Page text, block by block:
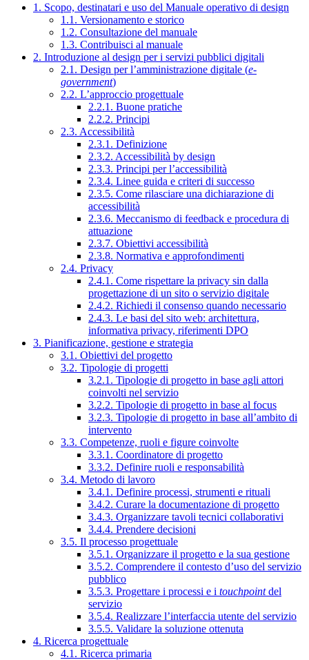
1. Scopo, destinatari e uso del Manuale operativo di design
1.1. Versionamento e storico
1.2. Consultazione del manuale
1.3. Contribuisci al manuale
2. Introduzione al design per i servizi pubblici digitali
2.1. Design per l’amministrazione digitale (e-
government)
2.2. L’approccio progettuale
2.2.1. Buone pratiche
2.2.2. Principi
2.3. Accessibilità
2.3.1. Definizione
2.3.2. Accessibilità by design
2.3.3. Principi per l’accessibilità
2.3.4. Linee guida e criteri di successo
2.3.5. Come rilasciare una dichiarazione di
accessibilità
2.3.6. Meccanismo di feedback e procedura di
attuazione
2.3.7. Obiettivi accessibilità
2.3.8. Normativa e approfondimenti
2.4. Privacy
2.4.1. Come rispettare la privacy sin dalla
progettazione di un sito o servizio digitale
2.4.2. Richiedi il consenso quando necessario
2.4.3. Le basi del sito web: architettura,
informativa privacy, riferimenti DPO
3. Pianificazione, gestione e strategia
3.1. Obiettivi del progetto
3.2. Tipologie di progetti
3.2.1. Tipologie di progetto in base agli attori
coinvolti nel servizio
3.2.2. Tipologie di progetto in base al focus
3.2.3. Tipologie di progetto in base all’ambito di
intervento
3.3. Competenze, ruoli e figure coinvolte
3.3.1. Coordinatore di progetto
3.3.2. Definire ruoli e responsabilità
3.4. Metodo di lavoro
3.4.1. Definire processi, strumenti e rituali
3.4.2. Curare la documentazione di progetto
3.4.3. Organizzare tavoli tecnici collaborativi
3.4.4. Prendere decisioni
3.5. Il processo progettuale
3.5.1. Organizzare il progetto e la sua gestione
3.5.2. Comprendere il contesto d’uso del servizio
pubblico
3.5.3. Progettare i processi e i touchpointdel
servizio
3.5.4. Realizzare l’interfaccia utente del servizio
3.5.5. Validare la soluzione ottenuta
4. Ricerca progettuale
4.1. Ricerca primaria